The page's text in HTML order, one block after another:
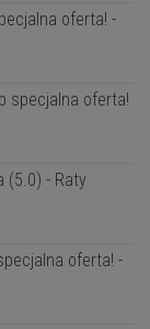
oferta! -
specjalna oferta!
(5.0) - Raty
oferta! -